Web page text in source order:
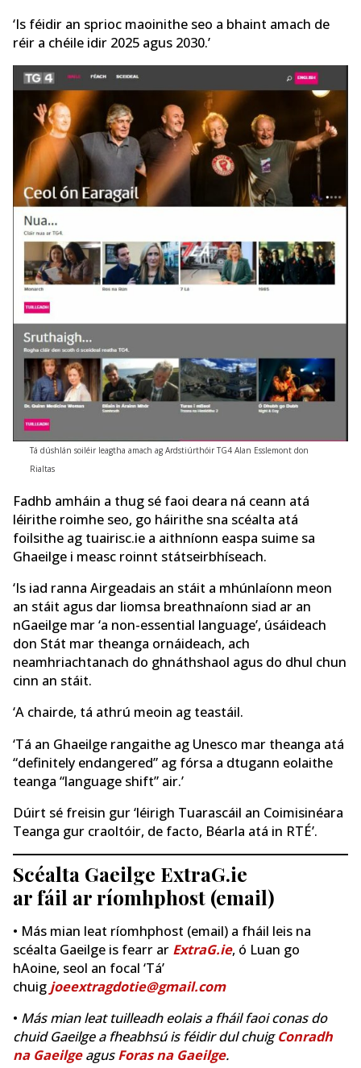
‘Is féidir an sprioc maoinithe seo a bhaint amach de
réir a chéile idir 2025 agus 2030.’
Tá dúshlán soiléir leagtha amach ag Ardstiúrthóir TG4 Alan Esslemont don
Rialtas
Fadhb amháin a thug sé faoi deara ná ceann atá
léirithe roimhe seo, go háirithe sna scéalta atá
foilsithe ag tuairisc.ie a aithníonn easpa suime sa
Ghaeilge i measc roinnt státseirbhíseach.
‘Is iad ranna Airgeadais an stáit a mhúnlaíonn meon
an stáit agus dar liomsa breathnaíonn siad ar an
nGaeilge mar ‘a non-essential language’, úsáideach
don Stát mar theanga ornáideach, ach
neamhriachtanach do ghnáthshaol agus do dhul chun
cinn an stáit.
‘A chairde, tá athrú meoin ag teastáil.
‘Tá an Ghaeilge rangaithe ag Unesco mar theanga atá
“definitely endangered” ag fórsa a dtugann eolaithe
teanga “language shift” air.’
Dúirt sé freisin gur ‘léirigh Tuarascáil an Coimisinéara
Teanga gur craoltóir, de facto, Béarla atá in RTÉ’.
Scéalta Gaeilge ExtraG.ie
ar fáil ar ríomhphost (email)
• Más mian leat ríomhphost (email) a fháil leis na
scéalta Gaeilge is fearr ar ExtraG.ie, ó Luan go
hAoine, seol an focal ‘Tá’
chuig joeextragdotie@gmail.com
• Más mian leat tuilleadh eolais a fháil faoi conas do
chuid Gaeilge a fheabhsú is féidir dul chuigConradh
na GaeilgeagusForas na Gaeilge.